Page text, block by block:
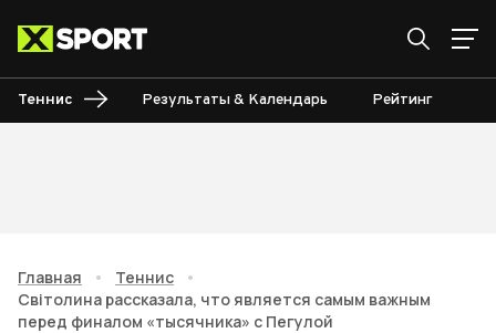
Теннис Результаты & Календарь Рейтинг
Главная • Теннис
•
Світолина рассказала, что является самым важным
перед финалом «тысячника» с Пегулой